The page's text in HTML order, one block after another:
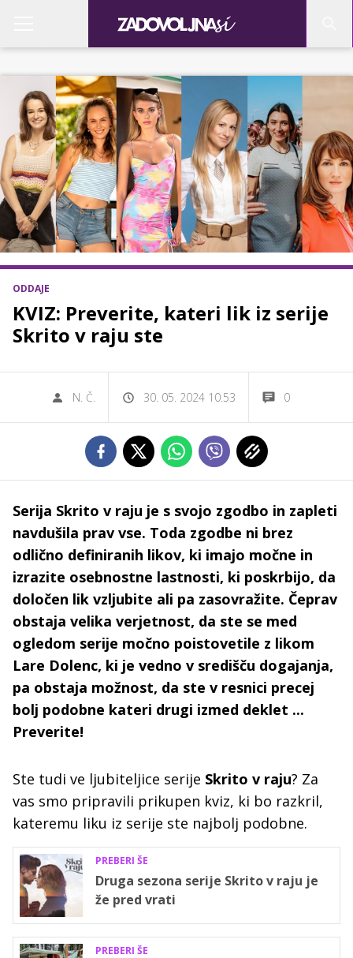
ODDAJE
KVIZ: Preverite, kateri lik iz serije
Skrito v raju ste
N. Č. 30. 05. 2024 10.53 0
Serija Skrito v raju je s svojo zgodbo in zapleti
navdušila prav vse. Toda zgodbe ni brez
odlično definiranih likov, ki imajo močne in
izrazite osebnostne lastnosti, ki poskrbijo, da
določen lik vzljubite ali pa zasovražite. Čeprav
obstaja velika verjetnost, da ste se med
ogledom serije močno poistovetile z likom
Lare Dolenc, ki je vedno v središču dogajanja,
pa obstaja možnost, da ste v resnici precej
bolj podobne kateri drugi izmed deklet ...
Preverite!
Ste tudi ve ljubiteljice serije Skrito v raju? Za
vas smo pripravili prikupen kviz, ki bo razkril,
kateremu liku iz serije ste najbolj podobne.
PREBERI ŠE
Druga sezona serije Skrito v raju je
že pred vrati
PREBERI ŠE